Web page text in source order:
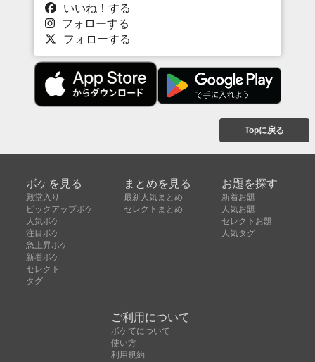
いいね！する
フォローする
フォローする
Topに戻る
ボケを見る
殿堂入り
ピックアップボケ
人気ボケ
注目ボケ
急上昇ボケ
新着ボケ
セレクト
タグ
まとめを見る
最新人気まとめ
セレクトまとめ
お題を探す
新着お題
人気お題
セレクトお題
人気タグ
ご利用について
ボケてについて
使い方
利用規約